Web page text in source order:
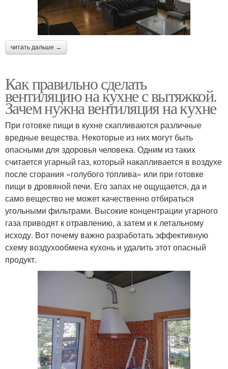
читать дальше →
Как правильно сделать
вентиляцию на кухне с вытяжкой.
Зачем нужна вентиляция на кухне
При готовке пищи в кухне скапливаются различные
вредные вещества. Некоторые из них могут быть
опасными для здоровья человека. Одним из таких
считается угарный газ, который накапливается в воздухе
после сгорания «голубого топлива» или при готовке
пищи в дровяной печи. Его запах не ощущается, да и
само вещество не может качественно отбираться
угольными фильтрами. Высокие концентрации угарного
газа приводят к отравлению, а затем и к летальному
исходу. Вот почему важно разработать эффективную
схему воздухообмена кухонь и удалить этот опасный
продукт.